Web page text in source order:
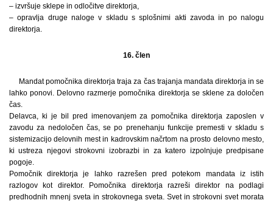
– izvršuje sklepe in odločitve direktorja,
– opravlja druge naloge v skladu s splošnimi akti zavoda in po nalogu
direktorja.
16. člen
Mandat pomočnika direktorja traja za čas trajanja mandata direktorja in se
lahko ponovi. Delovno razmerje pomočnika direktorja se sklene za določen
čas.
Delavca, ki je bil pred imenovanjem za pomočnika direktorja zaposlen v
zavodu za nedoločen čas, se po prenehanju funkcije premesti v skladu s
sistemizacijo delovnih mest in kadrovskim načrtom na prosto delovno mesto,
ki ustreza njegovi strokovni izobrazbi in za katero izpolnjuje predpisane
pogoje.
Pomočnik direktorja je lahko razrešen pred potekom mandata iz istih
razlogov kot direktor. Pomočnika direktorja razreši direktor na podlagi
predhodnih mnenj sveta in strokovnega sveta. Svet in strokovni svet morata